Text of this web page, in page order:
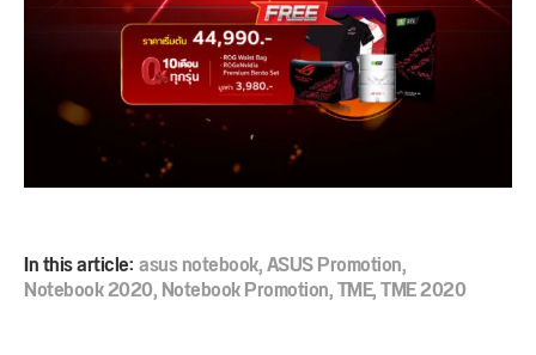
In this article:asus notebook,ASUS Promotion,
Notebook 2020,Notebook Promotion,TME,TME 2020